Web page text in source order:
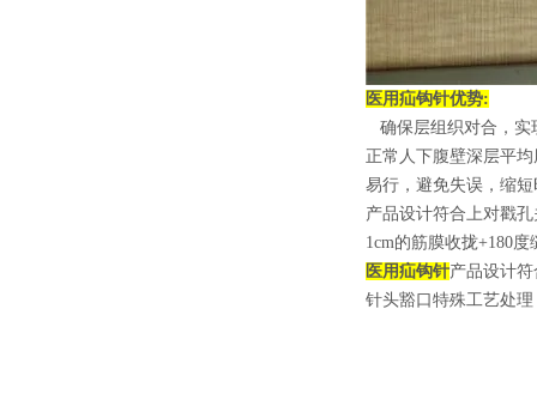
医用疝钩针优势:
确保层组织对合，实
正常人下腹壁深层平
易行，避免失误，缩
产品设计符合上对戳
1cm的筋膜收拢+180度
医用疝钩针产品设计
针头豁口特殊工艺处